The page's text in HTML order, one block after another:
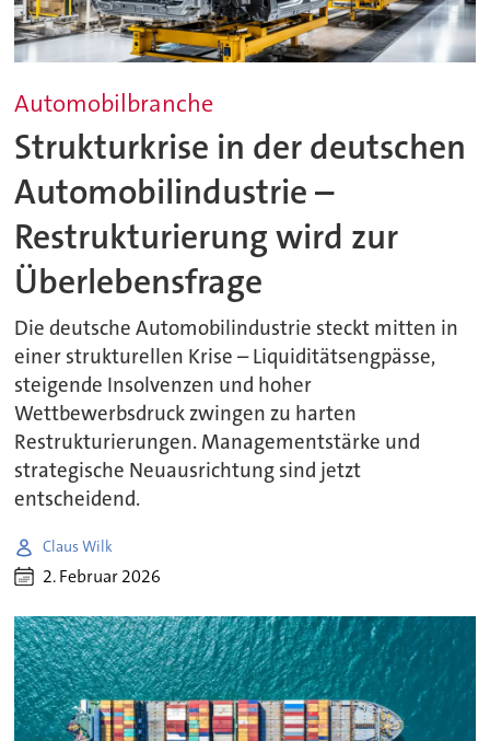
Automobilbranche
Strukturkrise in der deutschen
Automobilindustrie –
Restrukturierung wird zur
Überlebensfrage
Die deutsche Automobilindustrie steckt mitten in
einer strukturellen Krise – Liquiditätsengpässe,
steigende Insolvenzen und hoher
Wettbewerbsdruck zwingen zu harten
Restrukturierungen. Managementstärke und
strategische Neuausrichtung sind jetzt
entscheidend.
Claus Wilk
2. Februar 2026